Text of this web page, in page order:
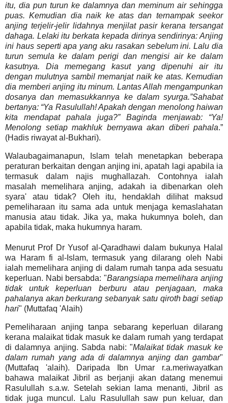
itu, dia pun turun ke dalamnya dan meminum air sehingga
puas. Kemudian dia naik ke atas dan ternampak seekor
anjing terjelir-jelir lidahnya menjilat pasir kerana tersangat
dahaga. Lelaki itu berkata kepada dirinya sendirinya: Anjing
ini haus seperti apa yang aku rasakan sebelum ini. Lalu dia
turun semula ke dalam perigi dan mengisi air ke dalam
kasutnya. Dia memegang kasut yang dipenuhi air itu
dengan mulutnya sambil memanjat naik ke atas. Kemudian
dia memberi anjing itu minum. Lantas Allah mengampunkan
dosanya dan memasukkannya ke dalam syurga.”Sahabat
bertanya: “Ya Rasulullah! Apakah dengan menolong haiwan
kita mendapat pahala juga?” Baginda menjawab: “Ya!
Menolong setiap makhluk bernyawa akan diberi pahala.”
(Hadis riwayat al-Bukhari).
Walaubagaimanapun, Islam telah menetapkan beberapa
peraturan berkaitan dengan anjing ini, apatah lagi apabila ia
termasuk dalam najis mughallazah. Contohnya ialah
masalah memelihara anjing, adakah ia dibenarkan oleh
syara' atau tidak? Oleh itu, hendaklah dilihat maksud
pemeliharaan itu sama ada untuk menjaga kemaslahatan
manusia atau tidak. Jika ya, maka hukumnya boleh, dan
apabila tidak, maka hukumnya haram.
Menurut Prof Dr Yusof al-Qaradhawi dalam bukunya Halal
wa Haram fi al-Islam, termasuk yang dilarang oleh Nabi
ialah memelihara anjing di dalam rumah tanpa ada sesuatu
keperluan. Nabi bersabda: "Barangsiapa memelihara anjing
tidak untuk keperluan berburu atau penjagaan, maka
pahalanya akan berkurang sebanyak satu qiroth bagi setiap
hari" (Muttafaq 'Alaih)
Pemeliharaan anjing tanpa sebarang keperluan dilarang
kerana malaikat tidak masuk ke dalam rumah yang terdapat
di dalamnya anjing. Sabda nabi: "Malaikat tidak masuk ke
dalam rumah yang ada di dalamnya anjing dan gambar"
(Muttafaq 'alaih). Daripada Ibn Umar r.a.meriwayatkan
bahawa malaikat Jibril as berjanji akan datang menemui
Rasulullah s.a.w. Setelah sekian lama menanti, Jibril as
tidak juga muncul. Lalu Rasulullah saw pun keluar, dan